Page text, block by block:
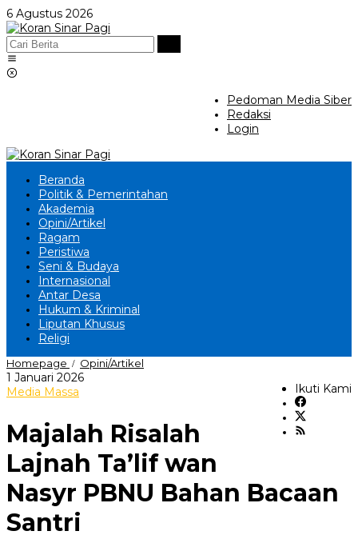
Lewati
ke
konten
6 Agustus 2026
Pedoman Media Siber
Redaksi
Login
Beranda
Politik & Pemerintahan
Akademia
Opini/Artikel
Ragam
Peristiwa
Seni & Budaya
Internasional
Antar Desa
Hukum & Kriminal
Liputan Khusus
Religi
Homepage / Opini/Artikel
Nasyr
PBNU
Bahan
Bacaan
Ikuti Kami
1 Januari 2026oleh
&
Media Massa
Majalah Risalah
Lajnah Ta’lif wan
Nasyr PBNU Bahan Bacaan
Santri